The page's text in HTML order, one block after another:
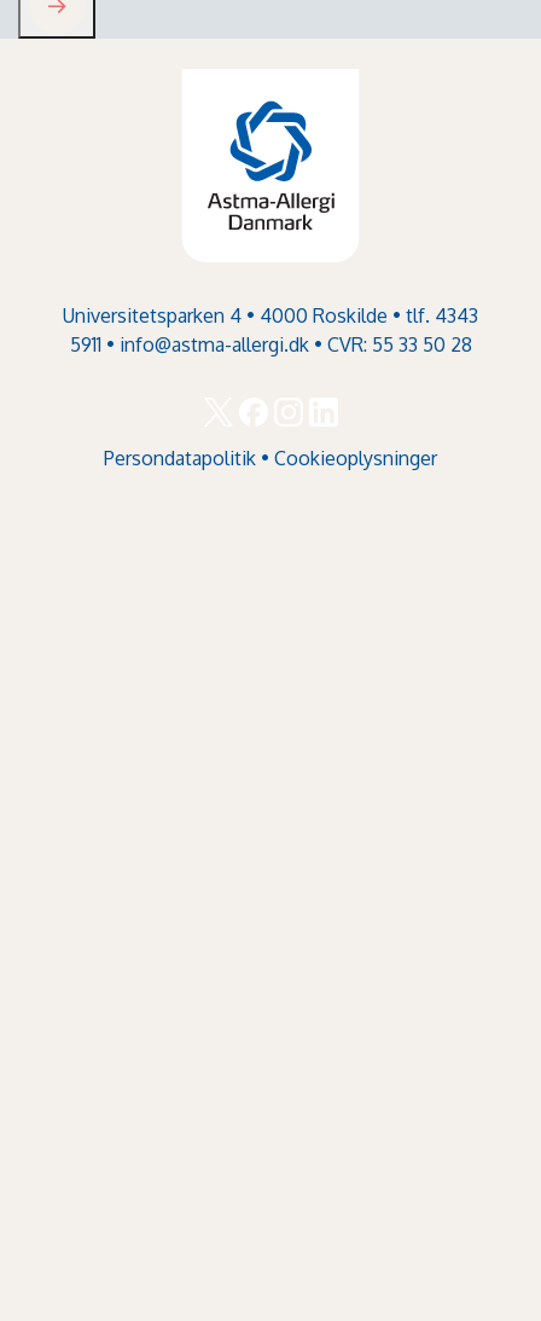
Universitetsparken 4 • 4000 Roskilde • tlf. 4343
5911 • info@astma-allergi.dk• CVR: 55 33 50 28
Persondatapolitik • Cookieoplysninger